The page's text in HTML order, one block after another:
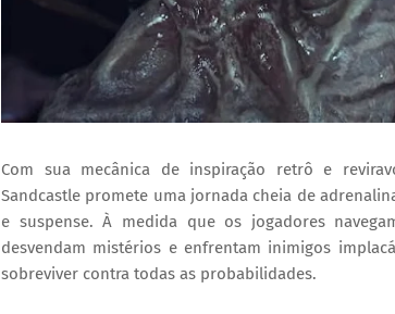
Com sua mecânica de inspiração retrô e
Sandcastle promete uma jornada cheia de
e suspense. À medida que os jogadores
desvendam mistérios e enfrentam inimigos
sobreviver contra todas as probabilidades.